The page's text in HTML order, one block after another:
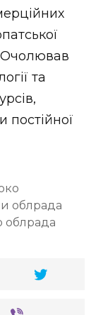
Очолював
та
облрада
облрада